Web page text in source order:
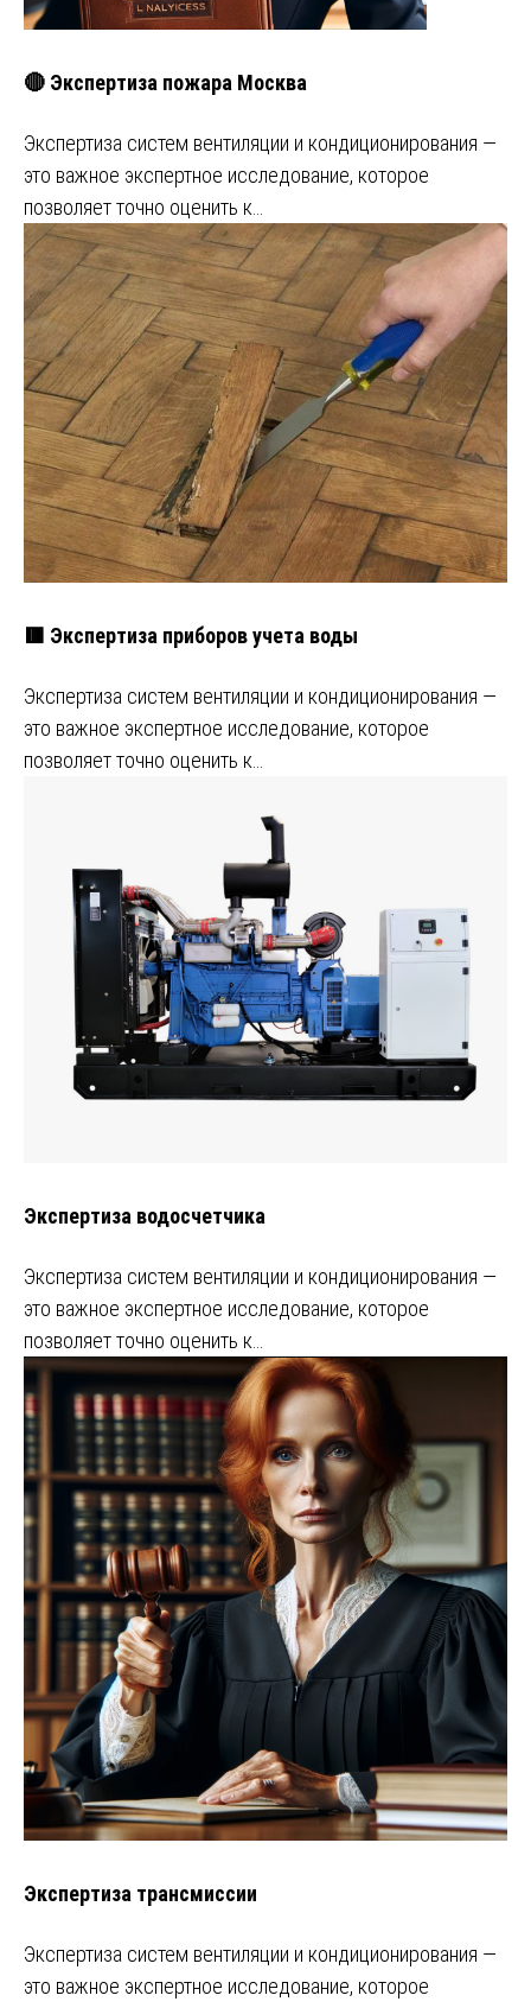
🔴 Экспертиза пожара Москва
Экспертиза систем вентиляции и кондиционирования —
это важное экспертное исследование, которое
позволяет точно оценить к…
🟥 Экспертиза приборов учета воды
Экспертиза систем вентиляции и кондиционирования —
это важное экспертное исследование, которое
позволяет точно оценить к…
Экспертиза водосчетчика
Экспертиза систем вентиляции и кондиционирования —
это важное экспертное исследование, которое
позволяет точно оценить к…
Экспертиза трансмиссии
Экспертиза систем вентиляции и кондиционирования —
это важное экспертное исследование, которое